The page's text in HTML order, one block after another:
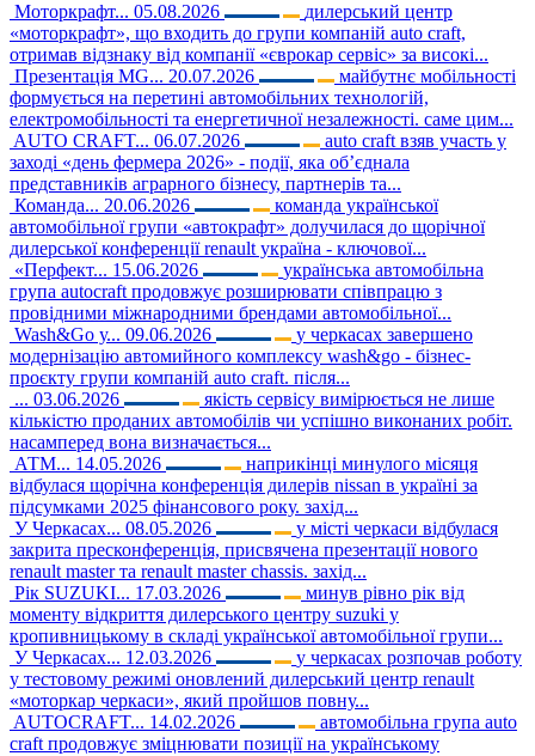
Моторкрафт... 05.08.2026
дилерський центр
«моторкрафт», що входить до групи компаній auto craft,
отримав відзнаку від компанії «єврокар сервіс» за високі...
Презентація MG... 20.07.2026
майбутнє мобільності
формується на перетині автомобільних технологій,
електромобільності та енергетичної незалежності. саме цим...
AUTO CRAFT... 06.07.2026
auto craft взяв участь у
заході «день фермера 2026» - події, яка об’єднала
представників аграрного бізнесу, партнерів та...
Команда... 20.06.2026
команда української
автомобільної групи «автокрафт» долучилася до щорічної
дилерської конференції renault україна - ключової...
«Перфект... 15.06.2026
українська автомобільна
група autocraft продовжує розширювати співпрацю з
провідними міжнародними брендами автомобільної...
Wash&Go у... 09.06.2026
у черкасах завершено
модернізацію автомийного комплексу wash&go - бізнес-
проєкту групи компаній auto craft. після...
... 03.06.2026
якість сервісу вимірюється не лише
кількістю проданих автомобілів чи успішно виконаних робіт.
насамперед вона визначається...
АТМ... 14.05.2026
наприкінці минулого місяця
відбулася щорічна конференція дилерів nissan в україні за
підсумками 2025 фінансового року. захід...
У Черкасах... 08.05.2026
у місті черкаси відбулася
закрита пресконференція, присвячена презентації нового
renault master та renault master chassis. захід...
Рік SUZUKI... 17.03.2026
минув рівно рік від
моменту відкриття дилерського центру suzuki у
кропивницькому в складі української автомобільної групи...
У Черкасах... 12.03.2026
у черкасах розпочав роботу
у тестовому режимі оновлений дилерський центр renault
«моторкар черкаси», який пройшов повну...
AUTOCRAFT... 14.02.2026
автомобільна група auto
craft продовжує зміцнювати позиції на українському